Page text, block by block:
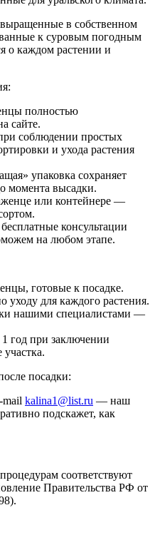
в собственном
к суровым погодным
о каждом растении и
полностью
сайте.
соблюдении простых
и ухода растения
упаковка сохраняет
момента высадки.
или контейнере —
консультации
на любом этапе.
готовые к посадке.
для каждого растения.
нашими специалистами —
год при заключении
посадки:
mail kalina1@list.ru — наш
подскажет, как
соответствуют
Правительства РФ от